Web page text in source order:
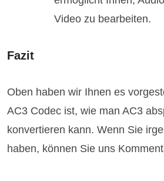
Video zu bearbeiten.
Fazit
Oben haben wir Ihnen es
AC3 Codec ist, wie man AC3
konvertieren kann. Wenn Sie
haben, können Sie uns